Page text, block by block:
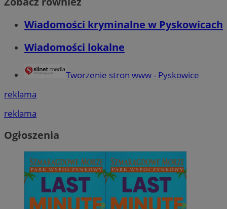
Wiadomości kryminalne w Pyskowicach
Wiadomości lokalne
Tworzenie stron www - Pyskowice
reklama
reklama
Ogłoszenia